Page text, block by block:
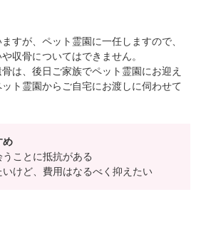
すが、ペット霊園に一任しますので、
収骨についてはできません。
は、後日ご家族でペット霊園にお迎え
ト霊園からご自宅にお渡しに伺わせて
め
うことに抵抗がある
いけど、費用はなるべく抑えたい